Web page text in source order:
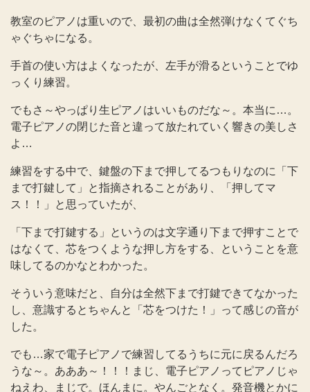
教室のピアノは重いので、最初の曲は全然弾けなくてぐち
ゃぐちゃになる。
手首の使い方はよくなったが、左手が滑るということでゆ
っくり練習。
でもさ～やっぱり生ピアノはいいものだな～。本当に…。
電子ピアノの閉じた音と違って放たれていく響きの美しさ
よ…
練習をする中で、鍵盤の下まで押してるつもりなのに「下
まで打鍵して」と指摘されることがあり、「押してマ
ス！！」と思っていたが、
「下まで打鍵する」というのは文字通り下まで押すことで
はなくて、芯をつくような押し方をする、ということを意
味してるのかなとわかった。
そういう意味だと、自分は全然下まで打鍵できてなかった
し、意識するとちゃんと「芯をつけた！」って感じの音が
した。
でも…家で電子ピアノで練習してるうちに元に戻るんだろ
うな～。あああ～！！！まじ、電子ピアノってピアノじゃ
ねえわ、まじで。ほんまに。やんごとなく。発音機とかに